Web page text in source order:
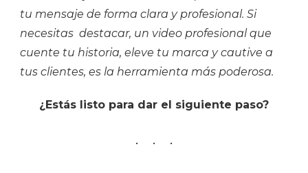
tu mensaje de forma clara y profesional. Si
necesitas destacar, un video profesional que
cuente tu historia, eleve tu marca y cautive a
tus clientes, es la herramienta más poderosa.
¿Estás listo para dar el siguiente paso?